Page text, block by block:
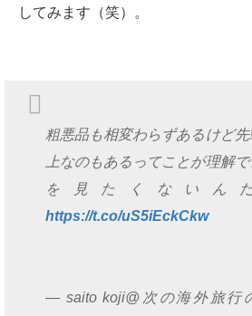
してみます（笑）。
粗悪品も相変わらずあるけど
上なのもあるってことが理解
を見たくないん
https://t.co/uS5iEckCkw
— saito koji@次の海外旅行